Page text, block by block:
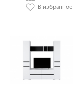
В избранное